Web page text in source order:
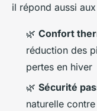
il répond aussi
🌿 Confort
réduction des
pertes en hiver
🌿 Sécurité
naturelle